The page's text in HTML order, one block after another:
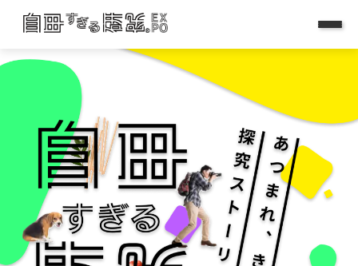
はじめに
応募について
企業・大学向け
称賛団体募集
応募検討中の
教職員の方へ